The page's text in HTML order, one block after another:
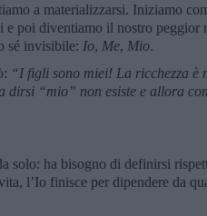
a materializzarsi. Iniziamo
e poi diventiamo il nostro
sé invisibile: Io, Me, Mio.
“I figli sono miei! La ricchezza è
dirsi “mio” non esiste e allora
solo: ha bisogno di definirsi
l’Io finisce per dipendere da